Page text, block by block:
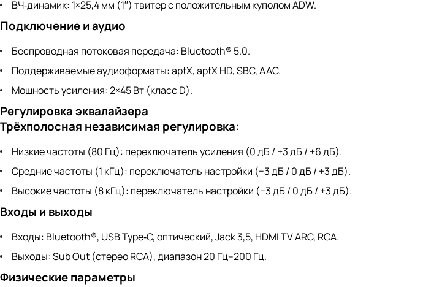
ВЧ‑динамик: 1×25,4 мм (1′′) твитер с положительным куполом ADW.
Подключение и аудио
Беспроводная потоковая передача: Bluetooth® 5.0.
Поддерживаемые аудиоформаты: aptX, aptX HD, SBC, AAC.
Мощность усиления: 2×45 Вт (класс D).
Регулировка эквалайзера
Трёхполосная независимая регулировка:
Низкие частоты (80 Гц): переключатель усиления (0 дБ / +3 дБ / +6 дБ).
Средние частоты (1 кГц): переключатель настройки (−3 дБ / 0 дБ / +3 дБ).
Высокие частоты (8 кГц): переключатель настройки (−3 дБ / 0 дБ / +3 дБ).
Входы и выходы
Входы: Bluetooth®, USB Type‑C, оптический, Jack 3,5, HDMI TV ARC, RCA.
Выходы: Sub Out (стерео RCA), диапазон 20 Гц–200 Гц.
Физические параметры